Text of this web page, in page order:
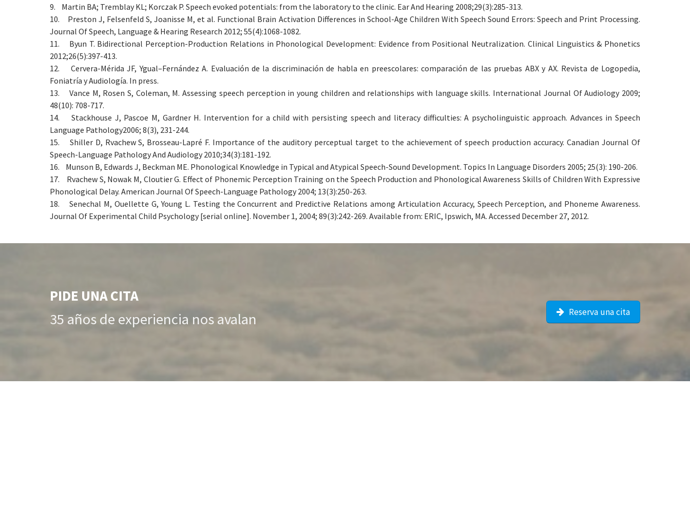
9. Martin BA; Tremblay KL; Korczak P. Speech evoked potentials: from the laboratory to the clinic. Ear And Hearing 2008;29(3):285-313.
10. Preston J, Felsenfeld S, Joanisse M, et al. Functional Brain Activation Differences in School-Age Children With Speech Sound Errors: Speech and Print Processing.
Journal Of Speech, Language & Hearing Research 2012; 55(4):1068-1082.
11. Byun T. Bidirectional Perception-Production Relations in Phonological Development: Evidence from Positional Neutralization. Clinical Linguistics & Phonetics
2012;26(5):397-413.
12. Cervera-Mérida JF, Ygual–Fernández A. Evaluación de la discriminación de habla en preescolares: comparación de las pruebas ABX y AX. Revista de Logopedia,
Foniatría y Audiología. In press.
13. Vance M, Rosen S, Coleman, M. Assessing speech perception in young children and relationships with language skills. International Journal Of Audiology 2009;
48(10): 708-717.
14. Stackhouse J, Pascoe M, Gardner H. Intervention for a child with persisting speech and literacy difficulties: A psycholinguistic approach. Advances in Speech
Language Pathology2006; 8(3), 231-244.
15. Shiller D, Rvachew S, Brosseau-Lapré F. Importance of the auditory perceptual target to the achievement of speech production accuracy. Canadian Journal Of
Speech-Language Pathology And Audiology 2010;34(3):181-192.
16. Munson B, Edwards J, Beckman ME. Phonological Knowledge in Typical and Atypical Speech-Sound Development. Topics In Language Disorders 2005; 25(3): 190-206.
17. Rvachew S, Nowak M, Cloutier G. Effect of Phonemic Perception Training on the Speech Production and Phonological Awareness Skills of Children With Expressive
Phonological Delay. American Journal Of Speech-Language Pathology 2004; 13(3):250-263.
18. Senechal M, Ouellette G, Young L. Testing the Concurrent and Predictive Relations among Articulation Accuracy, Speech Perception, and Phoneme Awareness.
Journal Of Experimental Child Psychology [serial online]. November 1, 2004; 89(3):242-269. Available from: ERIC, Ipswich, MA. Accessed December 27, 2012.
PIDE UNA CITA
35 años de experiencia nos avalan Reserva una cita